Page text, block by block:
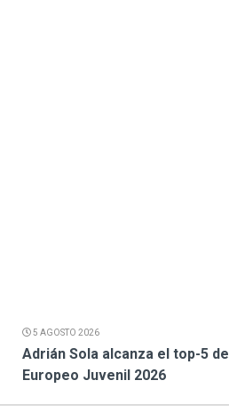
5 AGOSTO 2026
Adrián Sola alcanza el top-5
Europeo Juvenil 2026